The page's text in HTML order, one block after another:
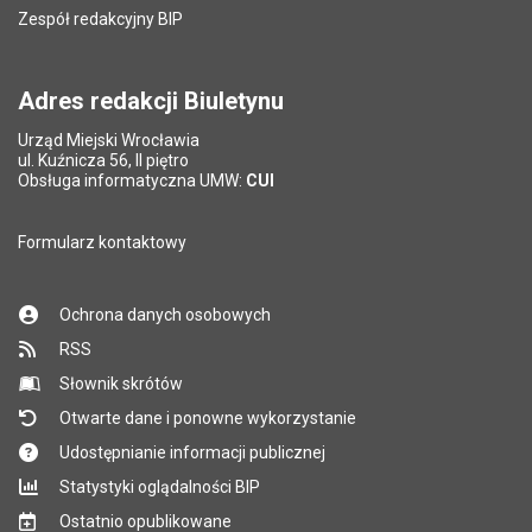
Zespół redakcyjny BIP
Adres redakcji Biuletynu
Urząd Miejski Wrocławia
ul. Kuźnicza 56, II piętro
Obsługa informatyczna UMW: CUI
Formularz kontaktowy
Ochrona danych osobowych
RSS
Słownik skrótów
Otwarte dane i ponowne wykorzystanie
Udostępnianie informacji publicznej
Statystyki oglądalności BIP
Ostatnio opublikowane